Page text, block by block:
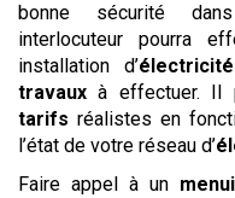
bonne sécurité
interlocuteur pourra
installation d’électricité
travaux à effectuer. Il
tarifs réalistes en
l’état de votre réseau d’
Faire appel à un